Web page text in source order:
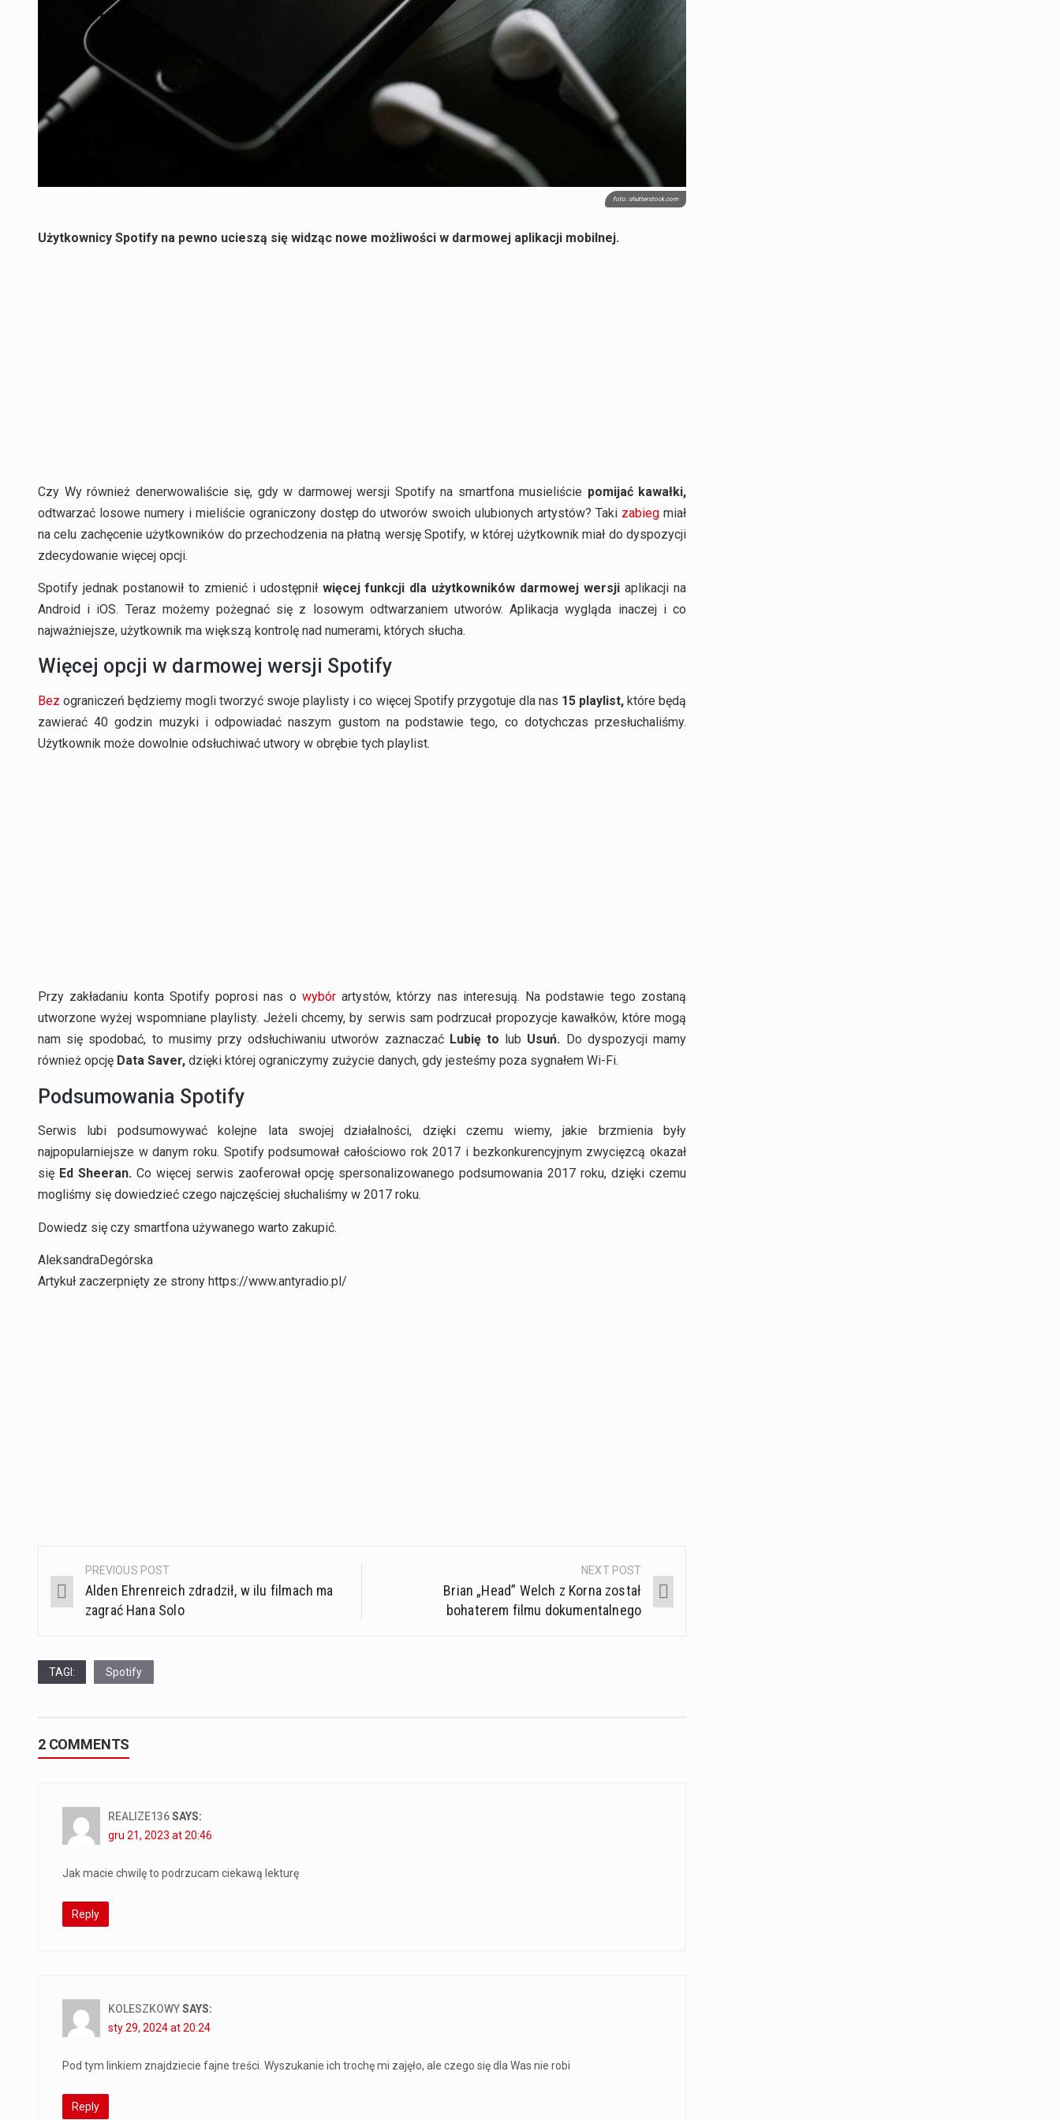
foto: shutterstock.com
Użytkownicy Spotify na pewno ucieszą się widząc nowe możliwości w darmowej aplikacji mobilnej.
Czy Wy również denerwowaliście się, gdy w darmowej wersji Spotify na smartfona musieliście pomijać kawałki,
odtwarzać losowe numery i mieliście ograniczony dostęp do utworów swoich ulubionych artystów? Taki zabieg miał
na celu zachęcenie użytkowników do przechodzenia na płatną wersję Spotify, w której użytkownik miał do dyspozycji
zdecydowanie więcej opcji.
Spotify jednak postanowił to zmienić i udostępnił więcej funkcji dla użytkowników darmowej wersji aplikacji na
Android i iOS. Teraz możemy pożegnać się z losowym odtwarzaniem utworów. Aplikacja wygląda inaczej i co
najważniejsze, użytkownik ma większą kontrolę nad numerami, których słucha.
Więcej opcji w darmowej wersji Spotify
Bez ograniczeń będziemy mogli tworzyć swoje playlisty i co więcej Spotify przygotuje dla nas 15 playlist,które będą
zawierać 40 godzin muzyki i odpowiadać naszym gustom na podstawie tego, co dotychczas przesłuchaliśmy.
Użytkownik może dowolnie odsłuchiwać utwory w obrębie tych playlist.
Przy zakładaniu konta Spotify poprosi nas o wybórartystów, którzy nas interesują. Na podstawie tego zostaną
utworzone wyżej wspomniane playlisty. Jeżeli chcemy, by serwis sam podrzucał propozycje kawałków, które mogą
nam się spodobać, to musimy przy odsłuchiwaniu utworów zaznaczać Lubię to lub Usuń. Do dyspozycji mamy
również opcję Data Saver, dzięki której ograniczymy zużycie danych, gdy jesteśmy poza sygnałem Wi-Fi.
Podsumowania Spotify
Serwis lubi podsumowywać kolejne lata swojej działalności, dzięki czemu wiemy, jakie brzmienia były
najpopularniejsze w danym roku. Spotify podsumował całościowo rok 2017 i bezkonkurencyjnym zwycięzcą okazał
się Ed Sheeran.Co więcej serwis zaoferował opcję spersonalizowanego podsumowania 2017 roku, dzięki czemu
mogliśmy się dowiedzieć czego najczęściej słuchaliśmy w 2017 roku.
Dowiedz się czy smartfona używanego warto zakupić.
AleksandraDegórska
Artykuł zaczerpnięty ze strony https://www.antyradio.pl/
Post
navigation
PREVIOUS POST
Alden Ehrenreich zdradził, w ilu filmach ma
zagrać Hana Solo
NEXT POST
Brian „Head” Welch z Korna został
bohaterem filmu dokumentalnego
TAGI: Spotify
2 COMMENTS
REALIZE136SAYS:
gru 21, 2023 at 20:46
Jak macie chwilę to podrzucam ciekawą lekturę
Reply
KOLESZKOWYSAYS:
sty 29, 2024 at 20:24
Pod tym linkiem znajdziecie fajne treści. Wyszukanie ich trochę mi zajęło, ale czego się dla Was nie robi
Reply